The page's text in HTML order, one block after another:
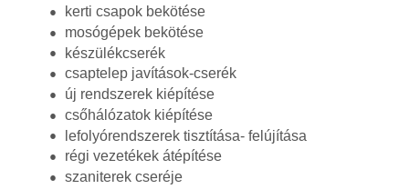
kerti csapok bekötése
mosógépek bekötése
készülékcserék
csaptelep javítások-cserék
új rendszerek kiépítése
csőhálózatok kiépítése
lefolyórendszerek tisztítása- felújítása
régi vezetékek átépítése
szaniterek cseréje